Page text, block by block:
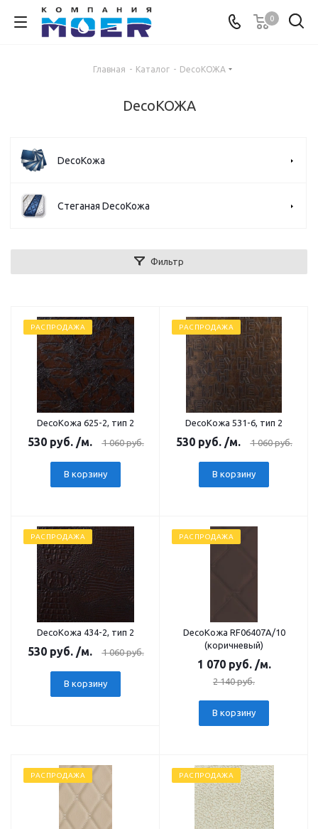
0
Главная - Каталог - DecoКОЖА
DecoКОЖА
DecoКожа
Стеганая DecoКожа
Фильтр
РАСПРОДАЖА
DecoКожа 625-2, тип 2
530руб. /м. 1 060руб.
В корзину
РАСПРОДАЖА
DecoКожа 531-6, тип 2
530руб. /м. 1 060руб.
В корзину
РАСПРОДАЖА
DecoКожа 434-2, тип 2
530руб. /м. 1 060руб.
В корзину
РАСПРОДАЖА
DecoКожа RF06407А/10
(коричневый)
1 070руб. /м.
2 140руб.
В корзину
РАСПРОДАЖА РАСПРОДАЖА